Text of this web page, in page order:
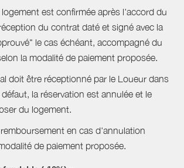
est confirmée après l'accord du
du contrat daté et signé avec la
le cas échéant, accompagné du
la modalité de paiement proposée.
doit être réceptionné par le Loueur dans
la réservation est annulée et le
du logement.
en cas d'annulation
de paiement proposée.